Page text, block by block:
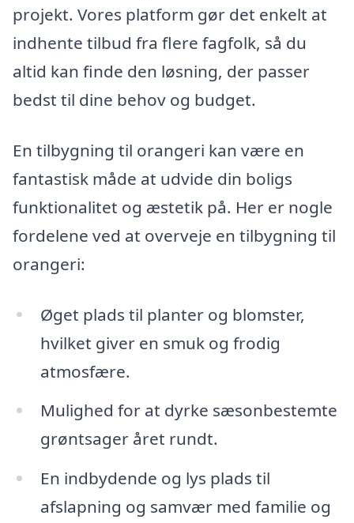
projekt. Vores platform gør det enkelt at
indhente tilbud fra flere fagfolk, så du
altid kan finde den løsning, der passer
bedst til dine behov og budget.
En tilbygning til orangeri kan være en
fantastisk måde at udvide din boligs
funktionalitet og æstetik på. Her er nogle
fordelene ved at overveje en tilbygning til
orangeri:
Øget plads til planter og blomster,
hvilket giver en smuk og frodig
atmosfære.
Mulighed for at dyrke sæsonbestemte
grøntsager året rundt.
En indbydende og lys plads til
afslapning og samvær med familie og